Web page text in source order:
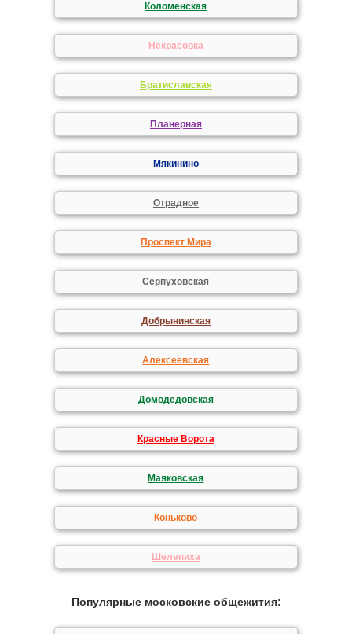
Коломенская
Некрасовка
Братиславская
Планерная
Мякинино
Отрадное
Проспект Мира
Серпуховская
Добрынинская
Алексеевская
Домодедовская
Красные Ворота
Маяковская
Коньково
Шелепиха
Популярные московские общежития: